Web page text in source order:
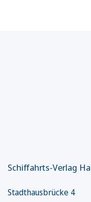
Schiffahrts-Verlag
Stadthausbrücke 4